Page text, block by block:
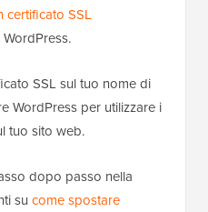
certificato SSL
SSL sul tuo nome di
WordPress per utilizzare i
tuo sito web.
dopo passo nella
su come spostare